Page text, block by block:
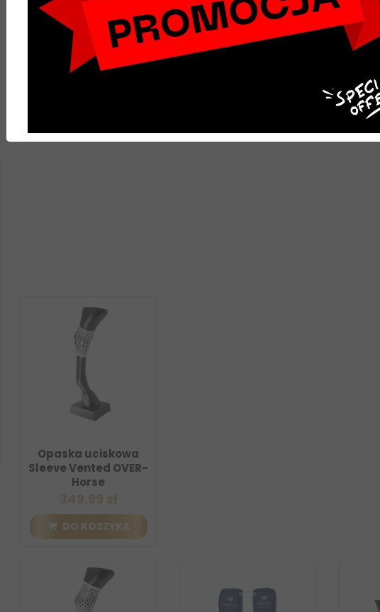
Bezrękawnik damski Eskadron
Classic Sports Hybrid Waistcoat
Nightblue,...
297,50 zł
DO KOSZYKA
Opaska uciskowa
Sleeve Vented OVER-
Horse
DO KOSZYKA